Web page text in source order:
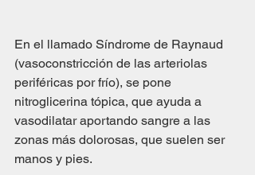
En el llamado Síndrome de Raynaud
(vasoconstricción de las arteriolas
periféricas por frío), se pone
nitroglicerina tópica, que ayuda a
vasodilatar aportando sangre a las
zonas más dolorosas, que suelen ser
manos y pies.